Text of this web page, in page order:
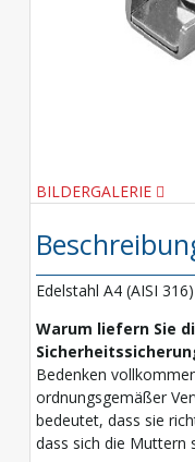
BILDERGALERIE
Edelstahl A4 (AISI 316)
Warum liefern Sie
Bedenken
ordnungsgemäßer
bedeutet, dass sie
dass sich die Muttern